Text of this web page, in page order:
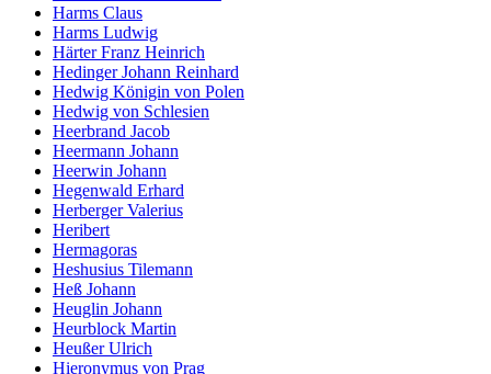
Harms Claus
Harms Ludwig
Härter Franz Heinrich
Hedinger Johann Reinhard
Hedwig Königin von Polen
Hedwig von Schlesien
Heerbrand Jacob
Heermann Johann
Heerwin Johann
Hegenwald Erhard
Herberger Valerius
Heribert
Hermagoras
Heshusius Tilemann
Heß Johann
Heuglin Johann
Heurblock Martin
Heußer Ulrich
Hieronymus von Prag